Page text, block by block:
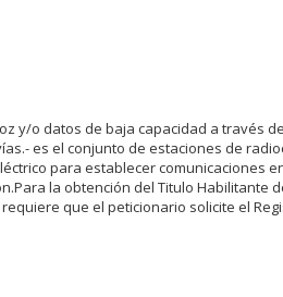
y/o datos de baja capacidad a través
es el conjunto de estaciones de
para establecer comunicaciones
la obtención del Titulo Habilitante
que el peticionario solicite el